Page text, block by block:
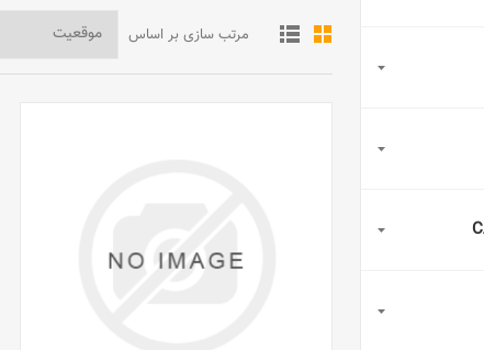
مرتب سازی بر اساس